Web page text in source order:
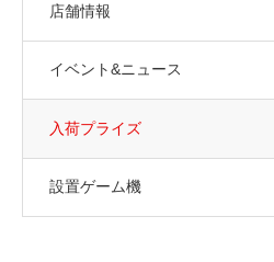
店舗情報
イベント&ニュース
入荷プライズ
設置ゲーム機